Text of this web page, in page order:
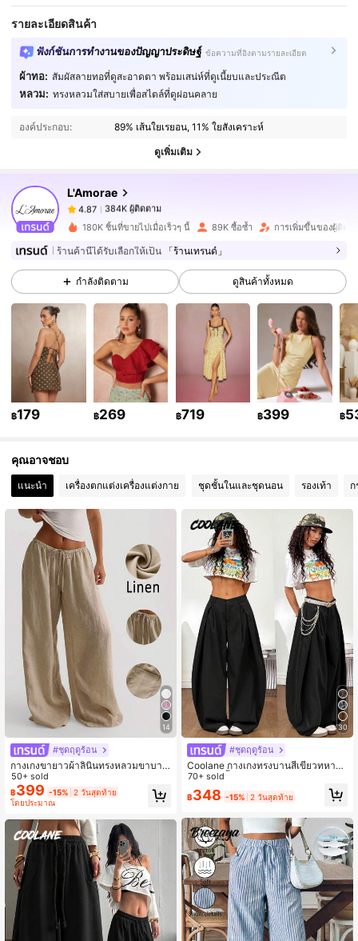
รายละเอียดสินค้า
ฟังก์ชันการทำงานของปัญญาประดิษฐ์ ข้อความที่อิงตามรายละเอียด
ผ้าทอ: สัมผัสลายทอที่ดูสะอาดตา พร้อมเสน่ห์ที่ดูเนี้ยบและประณีต
หลวม: ทรงหลวมใส่สบายเพื่อสไตล์ที่ดูผ่อนคลาย
องค์ประกอบ: 89% เส้นใยเรยอน, 11% ใยสังเคราะห์
ดูเพิ่มเติม
L'Amorae
4.87 384K ผู้ติดตาม
4.87
384K ผู้ติดตาม
a***2จ่าย1 วันที่ผ่านมา
4.87 384K ผู้ติดตาม
4.87 384K ผู้ติดตาม
4.87 384K ผู้ติดตาม
4.87 384K ผู้ติดตาม
4.87
4.87 384K ผู้ติดตาม
4.87 384K ผู้ติดตาม
180K ชิ้นที่ขายไปเมื่อเร็วๆ นี้ 89K ซื้อซ้ำ การเพิ่มขึ้นของผู้ติดต
ร้านค้านี้ได้รับเลือกให้เป็น 「ร้านเทรนด์」
กำลังติดตาม ดูสินค้าทั้งหมด
฿179 ฿269 ฿719 ฿399 ฿
คุณอาจชอบ
แนะนำ เครื่องตกแต่งเครื่องแต่งกาย ชุดชั้นในและชุดนอน รองเท้า ก
14
#ชุดฤดูร้อน
กางเกงขายาวผ้าลินินทรงหลวมขาบาน
สำหรับผู้หญิง สบายๆ ใส่ได้หลายโอกาส
สไตล์โบโฮชิค สำหรับฤดูใบไม้ผลิ
50+ sold
฿399 -15% 2 วันสุดท้าย
โดยประมาณ
30
#ชุดฤดูร้อน
Coolane กางเกงทรงบานสีเขียวทหารวิ
นเทจ อินดี้ ยุคกลาง ผู้หญิง สำหรับฤดูร้อ
70+ sold
฿348 -15% 2 วันสุดท้าย